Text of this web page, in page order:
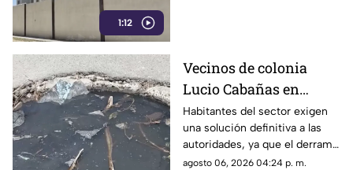
1:12
Vecinos de colonia
Lucio Cabañas en
Lerdo exigen a SAPAL
reparar constante brote
de aguas negras
Habitantes del sector exigen
una solución definitiva a las
autoridades, ya que el derrame
representa un grave foco de
agosto 06, 2026 04:24 p. m.